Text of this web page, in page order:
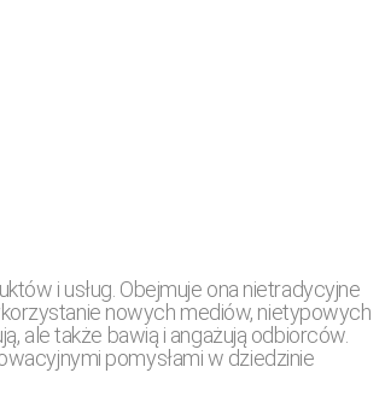
i usług. Obejmuje ona nietradycyjne
nowych mediów, nietypowych
ale także bawią i angażują odbiorców.
pomysłami w dziedzinie